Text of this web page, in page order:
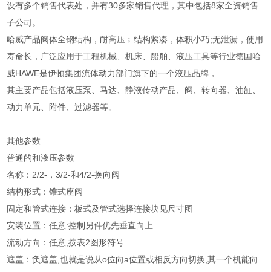
设有多个销售代表处，并有30多家销售代理，其中包括8家全资销售
子公司。
哈威产品阀体全钢结构，耐高压﹔结构紧凑，体积小巧;无泄漏，使用
寿命长，广泛应用于工程机械、机床、船舶、液压工具等行业德国哈
威HAWE是伊顿集团流体动力部门旗下的一个液压品牌，
其主要产品包括液压泵、马达、静液传动产品、阀、转向器、油缸、
动力单元、附件、过滤器等。
其他参数
普通的和液压参数
名称：2/2-，3/2-和4/2-换向阀
结构形式：锥式座阀
固定和管式连接：板式及管式选择连接块见尺寸图
安装位置：任意:控制另件优先垂直向上
流动方向：任意,按表2图形符号
遮盖：负遮盖,也就是说从o位向a位置或相反方向切换,其一个机能向